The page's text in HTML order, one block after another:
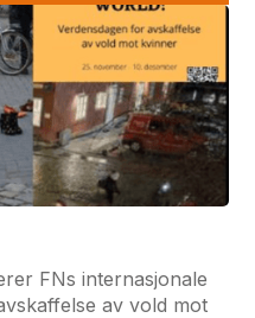
FNs internasjonale
av vold mot